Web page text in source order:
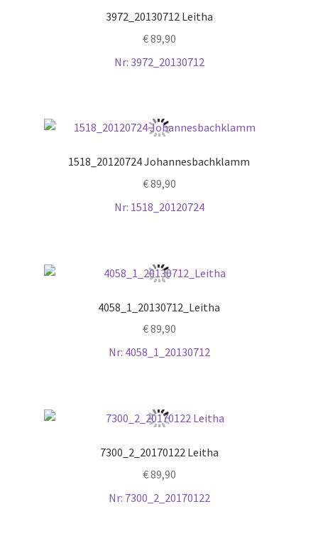
3972_20130712 Leitha
€89,90
Nr: 3972_20130712
1518_20120724 Johannesbachklamm
€89,90
Nr: 1518_20120724
4058_1_20130712_Leitha
€89,90
Nr: 4058_1_20130712
7300_2_20170122 Leitha
€89,90
Nr: 7300_2_20170122